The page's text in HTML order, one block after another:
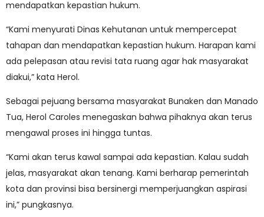
mendapatkan kepastian hukum.
“Kami menyurati Dinas Kehutanan untuk mempercepat
tahapan dan mendapatkan kepastian hukum. Harapan kami
ada pelepasan atau revisi tata ruang agar hak masyarakat
diakui,” kata Herol.
Sebagai pejuang bersama masyarakat Bunaken dan Manado
Tua, Herol Caroles menegaskan bahwa pihaknya akan terus
mengawal proses ini hingga tuntas.
“Kami akan terus kawal sampai ada kepastian. Kalau sudah
jelas, masyarakat akan tenang. Kami berharap pemerintah
kota dan provinsi bisa bersinergi memperjuangkan aspirasi
ini,” pungkasnya.